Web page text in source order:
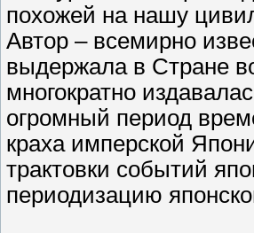
похожей на нашу
Автор – всемирно
выдержала в Стране
многократно
огромный период
краха имперской
трактовки событий
периодизацию